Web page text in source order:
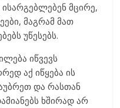
მცირე,
მაგრამ მათ
უწესებს.
იწვევს
აქ იწყება ის
და რასთან
ხშირად არ